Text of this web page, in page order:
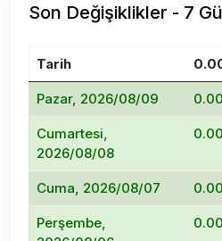
Son Değişiklikler - 7
Tarih
Pazar, 2026/08/09
Cumartesi,
2026/08/08
Cuma, 2026/08/07
Perşembe,